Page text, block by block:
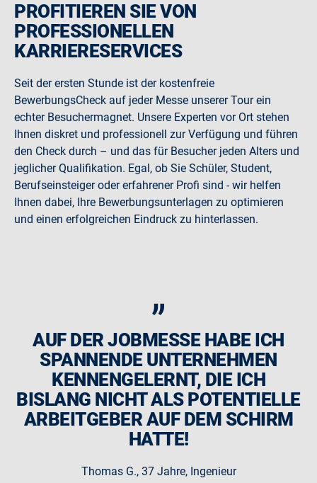
PROFITIEREN SIE VON
PROFESSIONELLEN
KARRIERESERVICES
Seit der ersten Stunde ist der kostenfreie
BewerbungsCheck auf jeder Messe unserer Tour ein
echter Besuchermagnet. Unsere Experten vor Ort stehen
Ihnen diskret und professionell zur Verfügung und führen
den Check durch – und das für Besucher jeden Alters und
jeglicher Qualifikation. Egal, ob Sie Schüler, Student,
Berufseinsteiger oder erfahrener Profi sind - wir helfen
Ihnen dabei, Ihre Bewerbungsunterlagen zu optimieren
und einen erfolgreichen Eindruck zu hinterlassen.
„
AUF DER JOBMESSE HABE ICH
SPANNENDE UNTERNEHMEN
KENNENGELERNT, DIE ICH
BISLANG NICHT ALS POTENTIELLE
ARBEITGEBER AUF DEM SCHIRM
HATTE!
Thomas G., 37 Jahre, Ingenieur